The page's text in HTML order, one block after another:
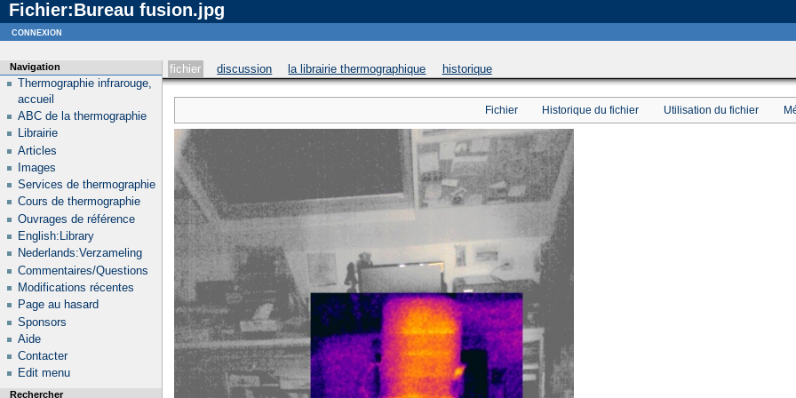
Notice: curl_setopt_array(): CURLOPT_SSL_VERIFYHOST no longer accepts the value 1, value 2 will be used instead in
Fichier:Bureau fusion.jpg
fichier discussion la librairie thermographique historique
Fichier Historique du fichier Utilisation du fichier
Navigation
Thermographie infrarouge,
accueil
ABC de la thermographie
Librairie
Articles
Images
Services de thermographie
Cours de thermographie
Ouvrages de référence
English:Library
Nederlands:Verzameling
Commentaires/Questions
Modifications récentes
Page au hasard
Sponsors
Aide
Contacter
Edit menu
Rechercher
connexion